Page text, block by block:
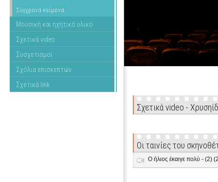
Σύγχρονα κείμενα
Μουσική και ηχητικό υλικό
Σχετικά video
Συσχετισμοί
Σχόλια επισκεπτών
Σχετικά link
Σχετικά video -
Οι ταινίες του
Ο ήλιος έκαιγε πολύ - (2)